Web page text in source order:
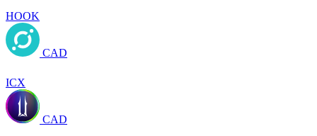
HOOK
CAD
ICX
CAD